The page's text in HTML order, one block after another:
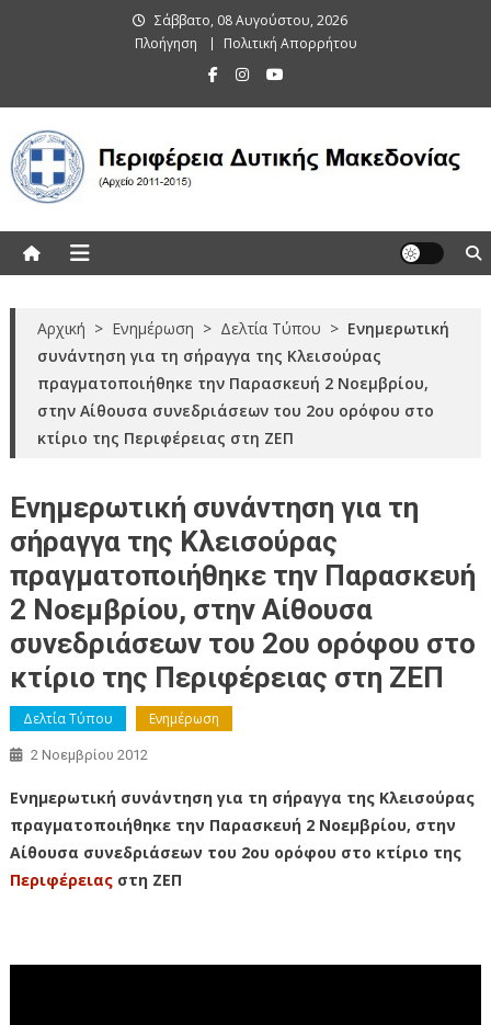
Σάββατο, 08 Αυγούστου, 2026
Πλοήγηση
Πολιτική Απορρήτου
Αρχική > Ενημέρωση > Δελτία Τύπου > Ενημερωτική
συνάντηση για τη σήραγγα της Κλεισούρας
πραγματοποιήθηκε την Παρασκευή 2 Νοεμβρίου,
στην Αίθουσα συνεδριάσεων του 2ου ορόφου στο
κτίριο της Περιφέρειας στη ΖΕΠ
Ενημερωτική συνάντηση για τη
σήραγγα της Κλεισούρας
πραγματοποιήθηκε την Παρασκευή
2 Νοεμβρίου, στην Αίθουσα
συνεδριάσεων του 2ου ορόφου στο
κτίριο της Περιφέρειας στη ΖΕΠ
Δελτία Τύπου Ενημέρωση
2 Νοεμβρίου 2012
Ενημερωτική συνάντηση για τη σήραγγα της Κλεισούρας
πραγματοποιήθηκε την Παρασκευή 2 Νοεμβρίου, στην
Αίθουσα συνεδριάσεων του 2ου ορόφου στο κτίριο της
Περιφέρειαςστη ΖΕΠ